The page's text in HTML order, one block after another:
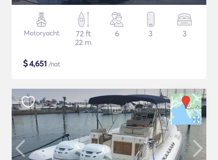
Motoryacht
72 ft
22 m
6 3 3
$4,651 /nat